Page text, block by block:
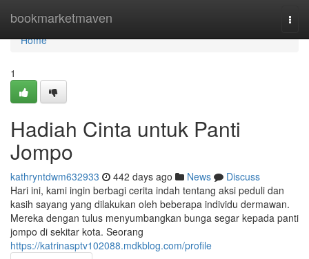
bookmarketmaven
Home
Home
1
Hadiah Cinta untuk Panti
Jompo
kathryntdwm632933 442 days ago News
Discuss
Hari ini, kami ingin berbagi cerita indah tentang aksi peduli dan
kasih sayang yang dilakukan oleh beberapa individu dermawan.
Mereka dengan tulus menyumbangkan bunga segar kepada panti
jompo di sekitar kota. Seorang
https://katrinasptv102088.mdkblog.com/profile